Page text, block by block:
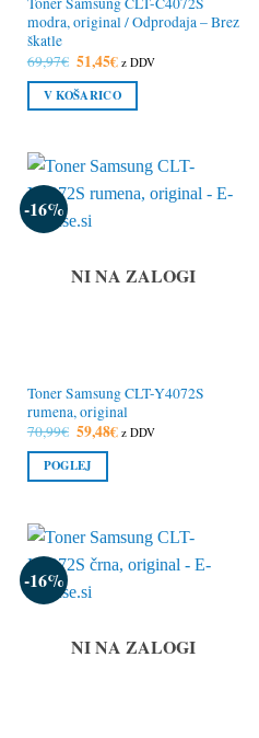
modra, original / Odprodaja – Brez
škatle
69,97€ Izvirna
cena
je
bila:
69,97€.
51,45€Trenutna
cena
je:
51,45€.
z DDV
V KOŠARICO
-16%
NI NA ZALOGI
Toner Samsung CLT-Y4072S
rumena, original
70,99€ Izvirna
cena
je
bila:
70,99€.
59,48€Trenutna
z DDV
POGLEJ
-16%
NI NA ZALOGI